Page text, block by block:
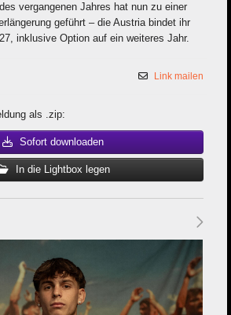
vergangenen Jahres hat nun zu einer
geführt – die Austria bindet ihr
inklusive Option auf ein weiteres Jahr.
Link mailen
als .zip:
Sofort downloaden
In die Lightbox legen